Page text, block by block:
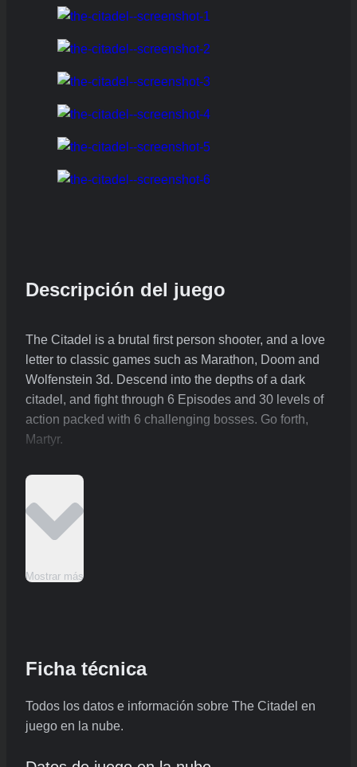
Descripción del juego
The Citadel is a brutal first person shooter, and a love
letter to classic games such as Marathon, Doom and
Wolfenstein 3d. Descend into the depths of a dark
citadel, and fight through 6 Episodes and 30 levels of
action packed with 6 challenging bosses. Go forth,
Martyr.
Mostrar más
Ficha técnica
Todos los datos e información sobre The Citadel en
juego en la nube.